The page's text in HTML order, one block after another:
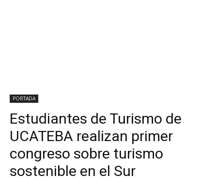
PORTADA
Estudiantes de Turismo de
UCATEBA realizan primer
congreso sobre turismo
sostenible en el Sur